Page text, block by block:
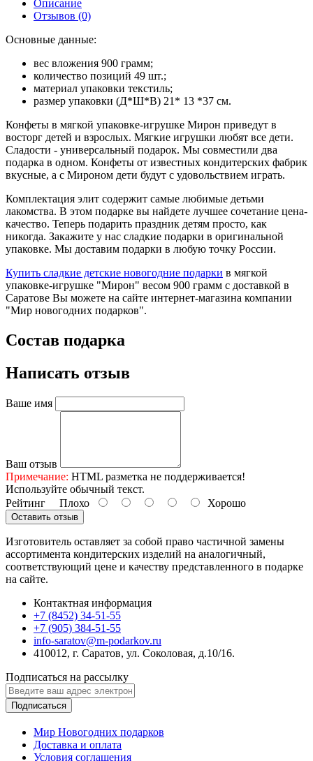
Описание
Отзывов (0)
Основные данные:
вес вложения 900 грамм;
количество позиций 49 шт.;
материал упаковки текстиль;
размер упаковки (Д*Ш*В) 21* 13 *37 см.
Конфеты в мягкой упаковке-игрушке Мирон приведут в
восторг детей и взрослых. Мягкие игрушки любят все дети.
Сладости - универсальный подарок. Мы совместили два
подарка в одном. Конфеты от известных кондитерских фабрик
вкусные, а с Мироном дети будут с удовольствием играть.
Комплектация элит содержит самые любимые детьми
лакомства. В этом подарке вы найдете лучшее сочетание цена-
качество. Теперь подарить праздник детям просто, как
никогда. Закажите у нас сладкие подарки в оригинальной
упаковке. Мы доставим подарки в любую точку России.
Купить сладкие детские новогодние подарки в мягкой
упаковке-игрушке "Мирон" весом 900 грамм с доставкой в
Саратове Вы можете на сайте интернет-магазина компании
"Мир новогодних подарков".
Состав подарка
Написать отзыв
Ваше имя
Ваш отзыв
Примечание: HTML разметка не поддерживается!
Используйте обычный текст.
Рейтинг Плохо Хорошо
Оставить отзыв
Изготовитель оставляет за собой право частичной замены
ассортимента кондитерских изделий на аналогичный,
соответствующий цене и качеству представленного в подарке
на сайте.
Контактная информация
+7 (8452) 34-51-55
+7 (905) 384-51-55
info-saratov@m-podarkov.ru
410012, г. Саратов, ул. Соколовая, д.10/16.
Подписаться на рассылку
Подписаться
Мир Новогодних подарков
Доставка и оплата
Условия соглашения